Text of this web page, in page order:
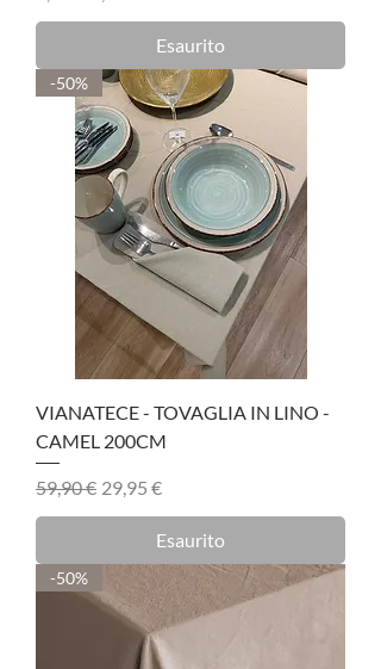
Esaurito
-50%
VIANATECE - TOVAGLIA IN LINO -
CAMEL 200CM
Prezzo regolare
59,90 € Prezzo scontato
29,95 €
Esaurito
-50%